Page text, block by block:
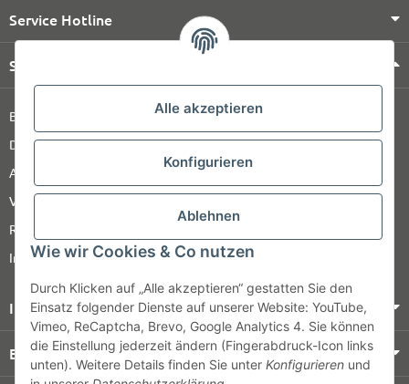
Alle akzeptieren
Konfigurieren
Ablehnen
Wie wir Cookies & Co nutzen
Durch Klicken auf „Alle akzeptieren“ gestatten Sie den
Einsatz folgender Dienste auf unserer Website: YouTube,
Vimeo, ReCaptcha, Brevo, Google Analytics 4. Sie können
die Einstellung jederzeit ändern (Fingerabdruck-Icon links
unten). Weitere Details finden Sie unter Konfigurieren und
Service Hotline
Shop Service
Barrierefreiheitserklärung
Datenschutz
AGB
Versandinformationen
Retour
Impressum
Informationen
Bezahlung & Versand